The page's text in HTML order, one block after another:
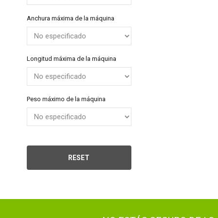
Anchura máxima de la máquina
Longitud máxima de la máquina
Peso máximo de la máquina